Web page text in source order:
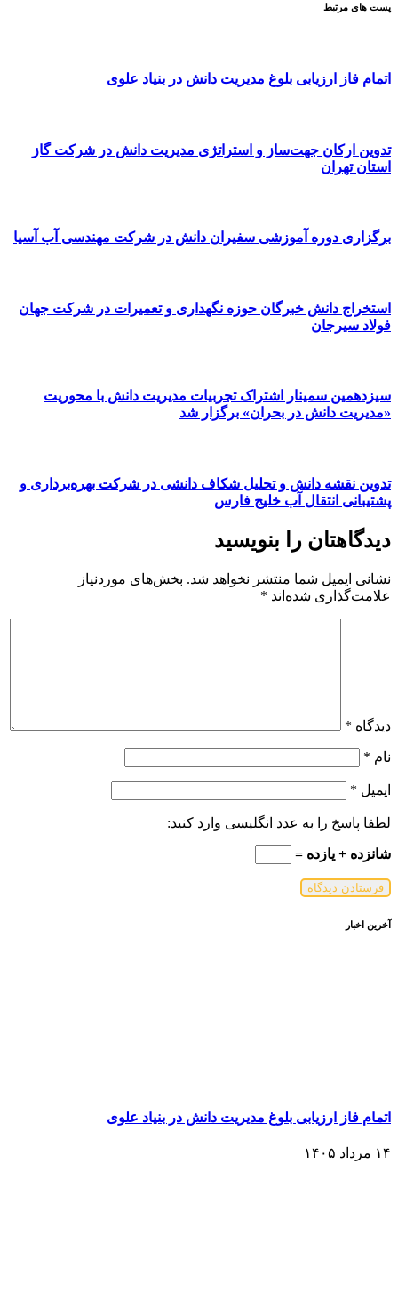
پست های مرتبط
اتمام فاز ارزیابی بلوغ مدیریت دانش در بنیاد علوی
تدوین ارکان جهت‌ساز و استراتژی مدیریت دانش در شرکت گاز
استان تهران
برگزاری دوره آموزشی سفیران دانش در شرکت مهندسی آب آسیا
استخراج دانش خبرگان حوزه نگهداری و تعمیرات در شرکت جهان
فولاد سیرجان
سیزدهمین سمینار اشتراک تجربیات مدیریت دانش با محوریت
«مدیریت دانش در بحران» برگزار شد
تدوین نقشه دانش و تحلیل شکاف دانشی در شرکت بهره‌برداری و
پشتیبانی انتقال آب خلیج فارس
دیدگاهتان را بنویسید
نشانی ایمیل شما منتشر نخواهد شد. بخش‌های موردنیاز
علامت‌گذاری شده‌اند *
دیدگاه *
نام *
ایمیل *
لطفا پاسخ را به عدد انگلیسی وارد کنید:
شانزده + یازده =
آخرین اخبار
اتمام فاز ارزیابی بلوغ مدیریت دانش در بنیاد علوی
۱۴ مرداد ۱۴۰۵